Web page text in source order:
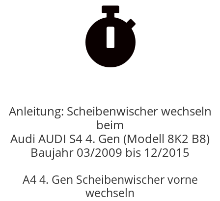

Anleitung: Scheibenwischer wechseln
beim
Audi AUDI S4 4. Gen (Modell 8K2 B8)
Baujahr 03/2009 bis 12/2015
A4 4. Gen Scheibenwischer vorne
wechseln